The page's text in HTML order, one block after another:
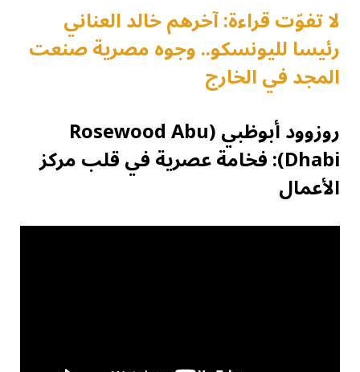
لا تفوّت قراءة: آخرهم خالد العناني
رئيسا لليونسكو.. وجوه مصرية صنعت
المجد في الخارج
روزوود أبوظبي (Rosewood Abu
Dhabi) : فخامة عصرية في قلب مركز
الأعمال